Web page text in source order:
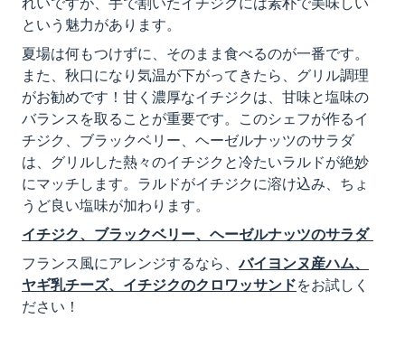
れいですが、手で割いたイチジクには素朴で美味しい
という魅力があります。
夏場は何もつけずに、そのまま食べるのが一番です。
また、秋口になり気温が下がってきたら、グリル調理
がお勧めです！甘く濃厚なイチジクは、甘味と塩味の
バランスを取ることが重要です。このシェフが作るイ
チジク、ブラックベリー、ヘーゼルナッツのサラダ
は、グリルした熱々のイチジクと冷たいラルドが絶妙
にマッチします。ラルドがイチジクに溶け込み、ちょ
うど良い塩味が加わります。
イチジク、ブラックベリー、ヘーゼルナッツのサラダ
フランス風にアレンジするなら、バイヨンヌ産ハム、
ヤギ乳チーズ、イチジクのクロワッサンドをお試しく
ださい！